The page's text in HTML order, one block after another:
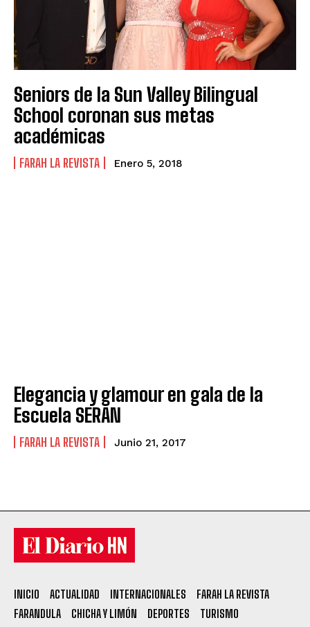
Seniors de la Sun Valley Bilingual
School coronan sus metas
académicas
FARAH LA REVISTA Enero 5, 2018
Elegancia y glamour en gala de la
Escuela SERAN
FARAH LA REVISTA Junio 21, 2017
INICIO ACTUALIDAD INTERNACIONALES
FARAH LA REVISTA
FARANDULA
CHICHA Y LIMÓN DEPORTES TURISMO